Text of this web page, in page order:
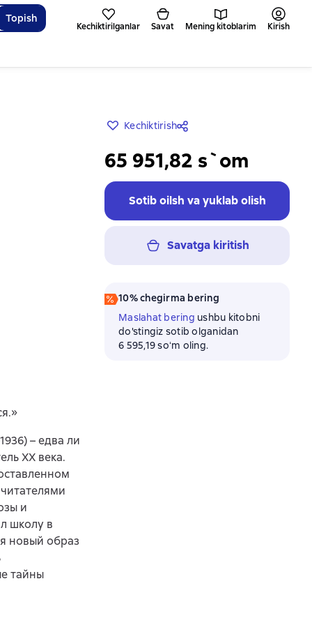
Topish
Kechiktirilganlar Savat Mening kitoblarim Kirish
Kechiktirish
65 951,82 s`om
Sotib oilsh va yuklab olish
Savatga kiritish
10% chegirma bering
Maslahat bering ushbu kitobni
do'stingiz sotib olganidan
6 595,19 soʻm oling.
– едва ли
XX века.
и
школу в
новый образ
тайны